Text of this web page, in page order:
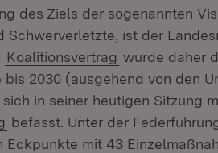
des Ziels der sogenannten
Schwerverletzte, ist der
Koalitionsvertrag wurde daher
bis 2030 (ausgehend von den
in seiner heutigen Sitzung
befasst. Unter der
Eckpunkte mit 43